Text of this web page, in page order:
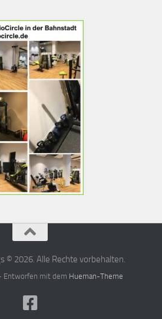
© 2026. Alle Rechte vorbehalten.
Entworfen mit dem Hueman-Theme